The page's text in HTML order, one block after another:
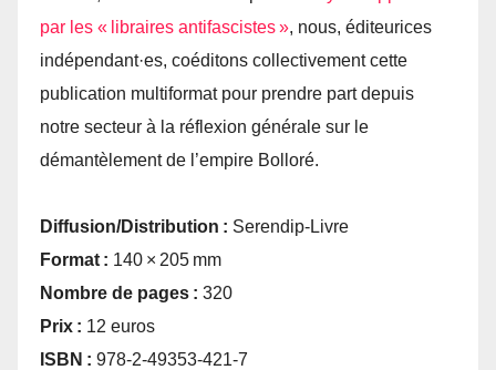
par les « libraires antifascistes », nous, éditeurices
indépendant·es, coéditons collectivement cette
publication multiformat pour prendre part depuis
notre secteur à la réflexion générale sur le
démantèlement de l’empire Bolloré.
Diffusion/Distribution : Serendip-Livre
Format : 140 × 205 mm
Nombre de pages : 320
Prix : 12 euros
ISBN : 978-2-49353-421-7